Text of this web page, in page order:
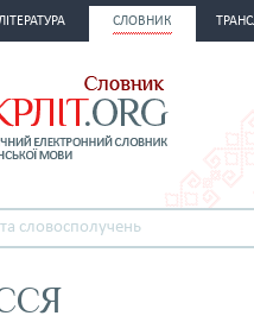
СЛОВНИК